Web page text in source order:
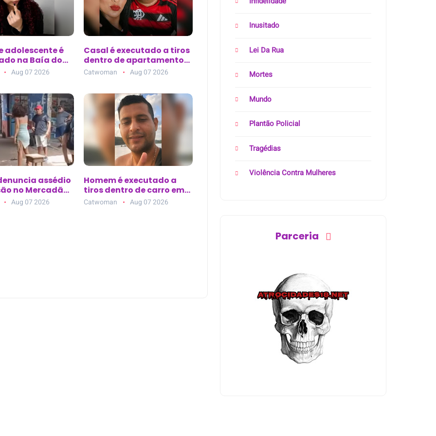
adolescente é
na Baía do
três dias de
Belém
Aug 07 2026
Casal é executado a tiros
dentro de apartamento
em Barra do Piraí (RJ)
Catwoman Aug 07 2026
assédio
no Mercadão
Santarém (PA)
Aug 07 2026
Homem é executado a
tiros dentro de carro em
posto de combustível em
Nazaré da Mata (PE)
Catwoman Aug 07 2026
Inusitado
Lei Da Rua
Mortes
Mundo
Plantão Policial
Tragédias
Violência Contra Mulheres
Parceria